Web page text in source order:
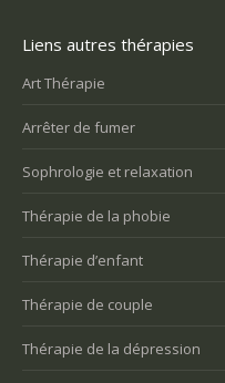
Liens autres thérapies
Art Thérapie
Arrêter de fumer
Sophrologie et relaxation
Thérapie de la phobie
Thérapie d’enfant
Thérapie de couple
Thérapie de la dépression